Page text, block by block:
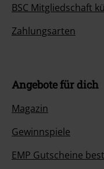
BSC Mitgliedschaft
Zahlungsarten
Angebote für dich
Magazin
Gewinnspiele
EMP Gutscheine